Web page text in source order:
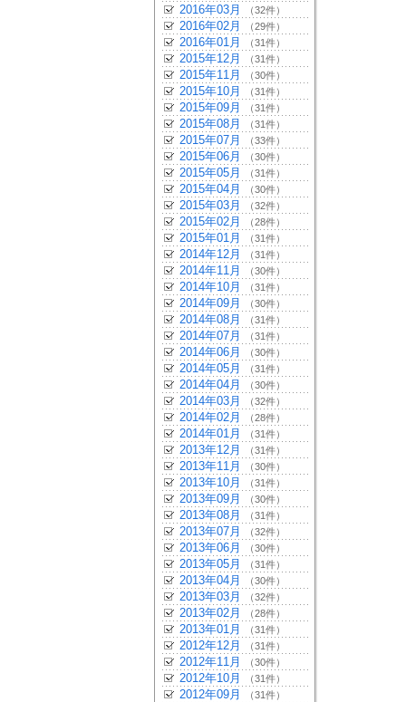
2016年03月 （32件）
2016年02月 （29件）
2016年01月 （31件）
2015年12月 （31件）
2015年11月 （30件）
2015年10月 （31件）
2015年09月 （31件）
2015年08月 （31件）
2015年07月 （33件）
2015年06月 （30件）
2015年05月 （31件）
2015年04月 （30件）
2015年03月 （32件）
2015年02月 （28件）
2015年01月 （31件）
2014年12月 （31件）
2014年11月 （30件）
2014年10月 （31件）
2014年09月 （30件）
2014年08月 （31件）
2014年07月 （31件）
2014年06月 （30件）
2014年05月 （31件）
2014年04月 （30件）
2014年03月 （32件）
2014年02月 （28件）
2014年01月 （31件）
2013年12月 （31件）
2013年11月 （30件）
2013年10月 （31件）
2013年09月 （30件）
2013年08月 （31件）
2013年07月 （32件）
2013年06月 （30件）
2013年05月 （31件）
2013年04月 （30件）
2013年03月 （32件）
2013年02月 （28件）
2013年01月 （31件）
2012年12月 （31件）
2012年11月 （30件）
2012年10月 （31件）
2012年09月 （31件）